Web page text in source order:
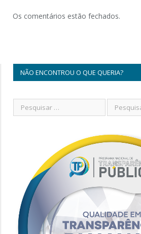
Os comentários estão fechados.
NÃO ENCONTROU O QUE QUERIA?